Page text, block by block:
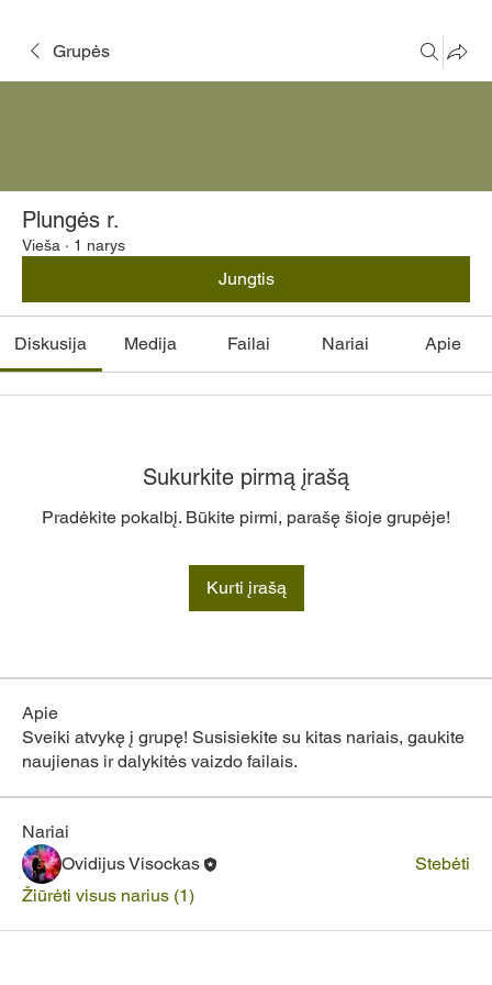
Grupės
Plungės r.
Vieša · 1 narys
Jungtis
Diskusija Medija Failai Nariai Apie
Sukurkite pirmą įrašą
Pradėkite pokalbį. Būkite pirmi, parašę šioje grupėje!
Kurti įrašą
Apie
Sveiki atvykę į grupę! Susisiekite su kitas nariais, gaukite
naujienas ir dalykitės vaizdo failais.
Nariai
Ovidijus Visockas
Stebėti
Žiūrėti visus narius (1)